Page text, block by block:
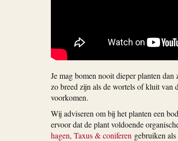
Je mag bomen nooit dieper planten
zo breed zijn als de wortels of kluit van
voorkomen.
Wij adviseren om bij het planten een
ervoor dat de plant voldoende
hagen, Taxus & coniferen gebruiken